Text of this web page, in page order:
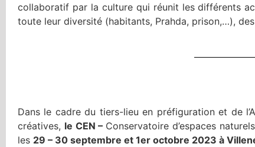
collaboratif par la culture qui réunit les différents
toute leur diversité (habitants, Prahda, prison,…),
Dans le cadre du tiers-lieu en préfiguration et de
créatives, le CEN – Conservatoire d’espaces naturels
les 29 – 30 septembre et 1er octobre 2023 à